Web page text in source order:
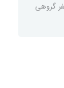
گروهی